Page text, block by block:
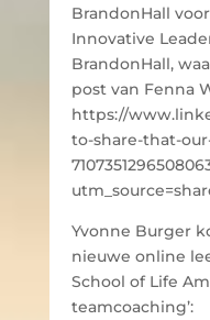
BrandonHall
Innovative
BrandonHall,
post van Fenna
https://
to-share-that-
Yvonne Burger
nieuwe online
School of Life
teamcoaching’: